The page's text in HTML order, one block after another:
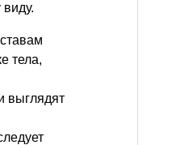
тела,
выглядят